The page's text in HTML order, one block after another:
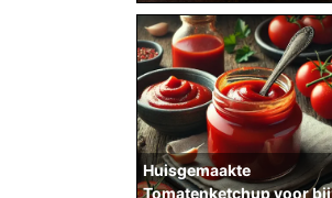
Huisgemaakte
Tomatenketchup voor bij